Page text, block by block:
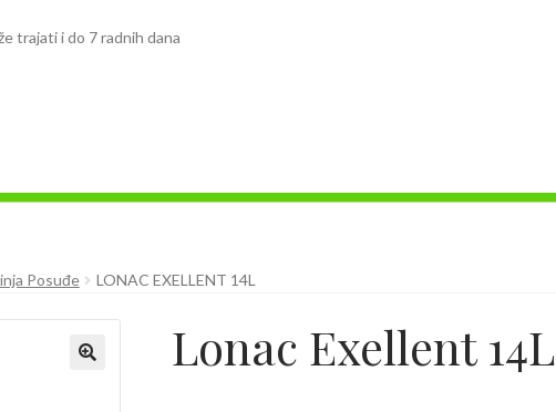
trajati i do 7 radnih dana
Posuđe LONAC EXELLENT 14L
Lonac Exellent 14L